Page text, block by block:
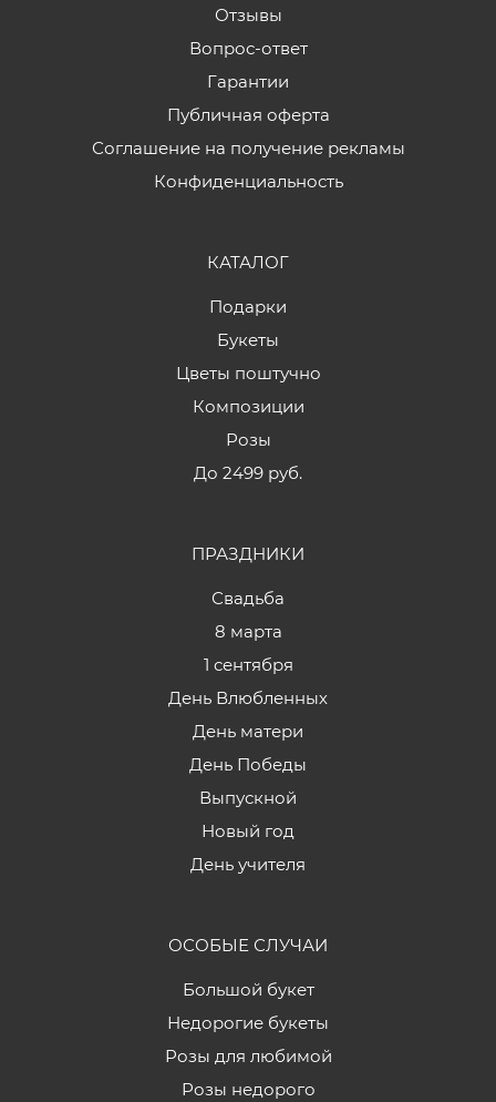
Отзывы
Вопрос-ответ
Гарантии
Публичная оферта
Соглашение на получение рекламы
Конфиденциальность
КАТАЛОГ
Подарки
Букеты
Цветы поштучно
Композиции
Розы
До 2499 руб.
ПРАЗДНИКИ
Свадьба
8 марта
1 сентября
День Влюбленных
День матери
День Победы
Выпускной
Новый год
День учителя
ОСОБЫЕ СЛУЧАИ
Большой букет
Недорогие букеты
Розы для любимой
Розы недорого